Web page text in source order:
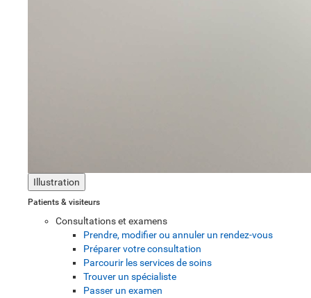
Illustration
Patients & visiteurs
Consultations et examens
Prendre, modifier ou annuler un rendez-vous
Préparer votre consultation
Parcourir les services de soins
Trouver un spécialiste
Passer un examen